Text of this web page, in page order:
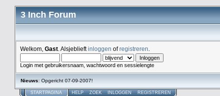
3 Inch Forum
Welkom, Gast . Alsjeblieftinloggen ofregistreren
Login met gebruikersnaam, wachtwoord en sessielengte
Nieuws: Opgericht 07-09-2007!
STARTPAGINA HELP ZOEK INLOGGEN REGISTREREN